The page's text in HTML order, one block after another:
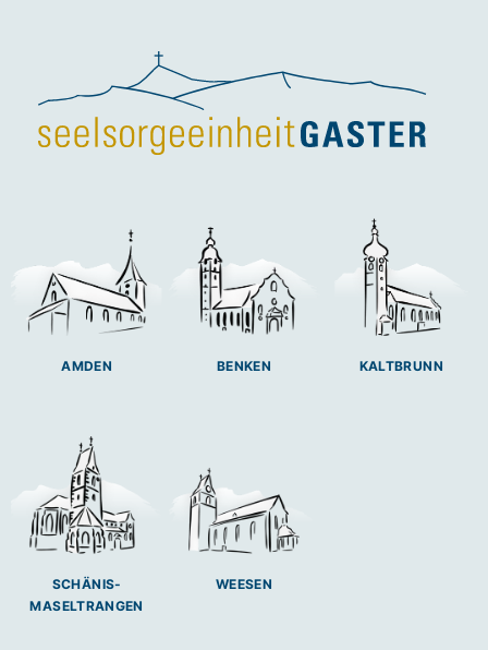
AMDEN BENKEN KALTBRUNN
SCHÄNIS-
MASELTRANGEN
WEESEN